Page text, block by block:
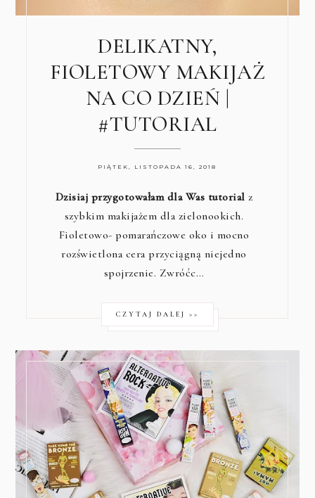
DELIKATNY,
FIOLETOWY MAKIJAŻ
NA CO DZIEŃ |
#TUTORIAL
PIĄTEK, LISTOPADA 16, 2018
Dzisiaj przygotowałam dla Was tutorial z
szybkim makijażem dla zielonookich.
Fioletowo- pomarańczowe oko i mocno
rozświetlona cera przyciągną niejedno
spojrzenie. Zwróćc…
CZYTAJ DALEJ >>